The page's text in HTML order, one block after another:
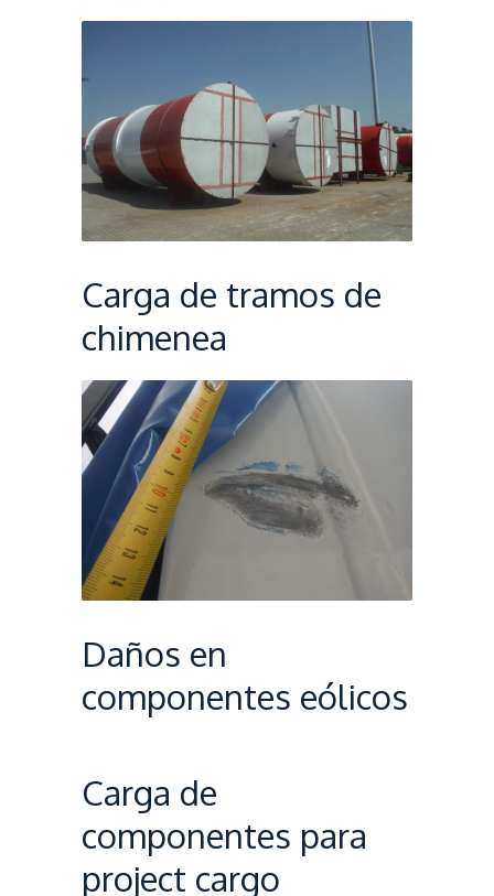
Carga de tramos de
chimenea
Daños en
componentes eólicos
Carga de
componentes para
project cargo